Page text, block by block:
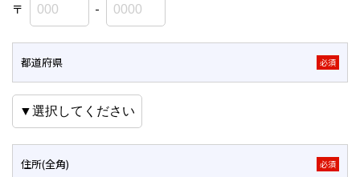
〒 -
都道府県 必須
住所(全角) 必須